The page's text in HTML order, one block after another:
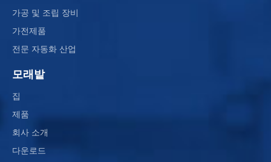
가공 및 조립 장비
가전제품
전문 자동화 산업
모래밭
집
제품
회사 소개
다운로드